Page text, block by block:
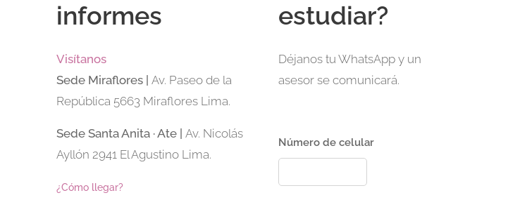
informes
Visítanos
Sede Miraflores | Av. Paseo de la
República 5663 Miraflores Lima.
Sede Santa Anita · Ate | Av. Nicolás
Ayllón 2941 El Agustino Lima.
¿Cómo llegar?
estudiar?
Déjanos tu WhatsApp y un
asesor se comunicará.
Número de celular